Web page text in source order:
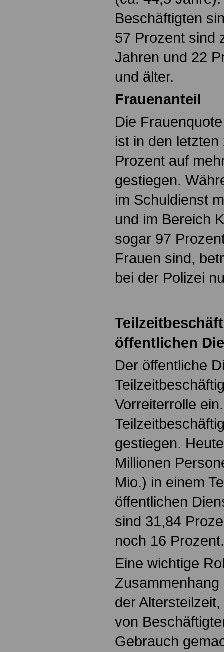
Beschäftigten
57 Prozent sind
Jahren und 22
und älter.
Frauenanteil
Die
ist in den
Prozent auf
gestiegen.
im Schuldienst
und im Bereich
sogar 97
Frauen sind,
bei der Polizei
öffentlichen
Der öffentliche
Vorreiterrolle
gestiegen.
Millionen
Mio.) in einem
öffentlichen
sind 31,84
noch 16 Prozent.
Eine wichtige
der
von
Gebrauch